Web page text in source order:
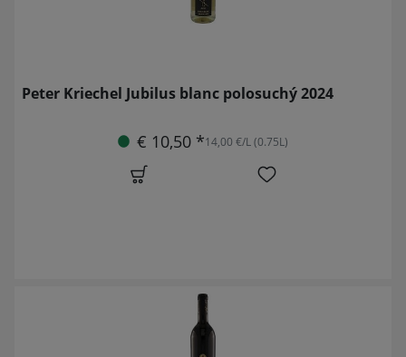
Peter Kriechel Jubilus blanc polosuchý 2024
€ 10,50 *14,00 €/L (0.75L)